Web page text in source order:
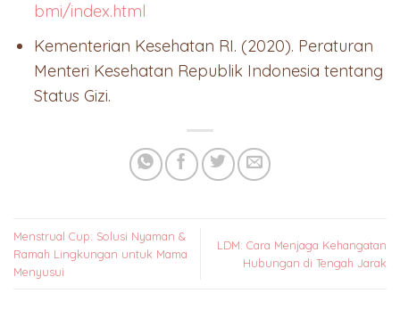
bmi/index.html
Kementerian Kesehatan RI. (2020). Peraturan
Menteri Kesehatan Republik Indonesia tentang
Status Gizi.
Menstrual Cup: Solusi Nyaman &
Ramah Lingkungan untuk Mama
Menyusui
LDM: Cara Menjaga Kehangatan
Hubungan di Tengah Jarak